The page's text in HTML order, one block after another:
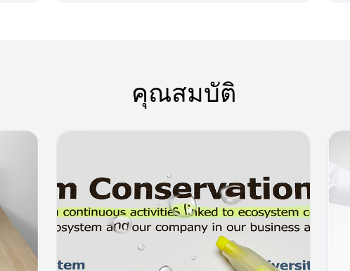
คุณสมบัติ